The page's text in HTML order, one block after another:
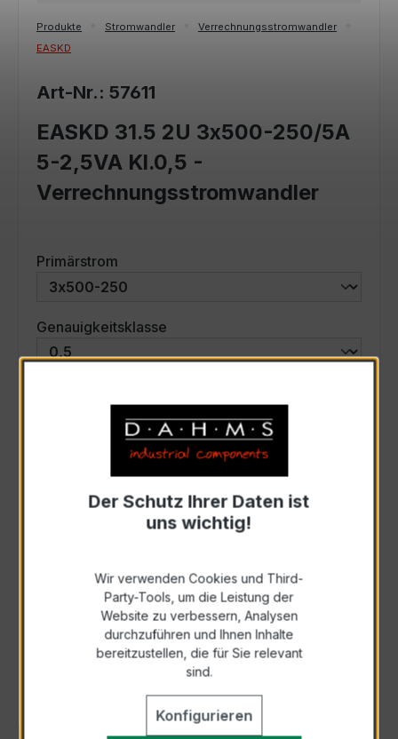
Produkte Stromwandler
Verrechnungsstromwandler
EASKD
Art-Nr.: 57611
EASKD 31.5 2U 3x500-250/5A
5-2,5VA Kl.0,5 -
Verrechnungsstromwandler
Primärstrom
Genauigkeitsklasse
Auswahl zurücksetzen
Anfrage schriftlich
Als PDF exportieren
Der Schutz Ihrer Daten ist
uns wichtig!
Wir verwenden Cookies und Third-
Party-Tools, um die Leistung der
Website zu verbessern, Analysen
durchzuführen und Ihnen Inhalte
bereitzustellen, die für Sie relevant
sind.
Konfigurieren